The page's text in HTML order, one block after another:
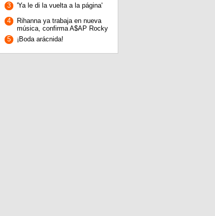
3
'Ya le di la vuelta a la página'
4
Rihanna ya trabaja en nueva
música, confirma A$AP Rocky
5
¡Boda arácnida!